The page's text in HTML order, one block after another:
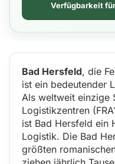
Verfügbarkeit
Bad Hersfeld, die
ist ein bedeutender
Als weltweit einzige
Logistikzentren
ist Bad Hersfeld ein
Logistik. Die Bad
größten